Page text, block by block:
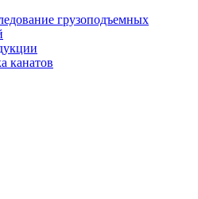
грузоподъемных
канатов